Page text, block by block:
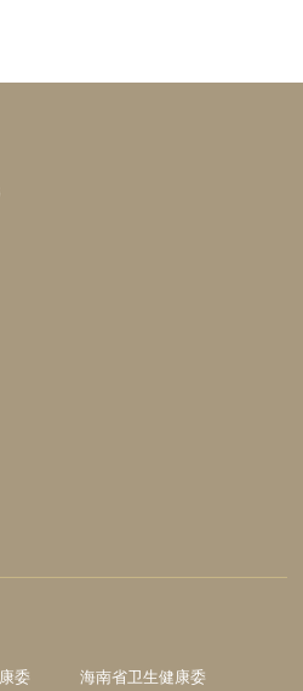
委
海南省卫生健康委